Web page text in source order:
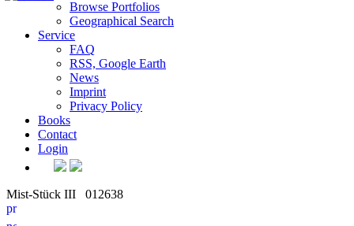
Browse Portfolios
Geographical Search
Service
FAQ
RSS, Google Earth
News
Imprint
Privacy Policy
Books
Contact
Login
Mist-Stück III 01 2638